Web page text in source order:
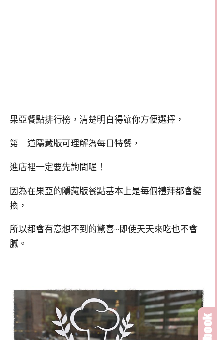
果亞餐點排行榜，清楚明白得讓你方便選擇，
第一道隱藏版可理解為每日特餐，
進店裡一定要先詢問喔！
因為在果亞的隱藏版餐點基本上是每個禮拜都會變
換，
所以都會有意想不到的驚喜~即使天天來吃也不會
膩。